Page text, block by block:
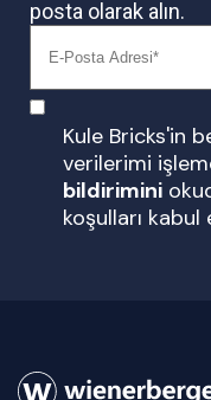
posta olarak alın.
Kule Bricks'in
verilerimi
bildirimini
koşulları